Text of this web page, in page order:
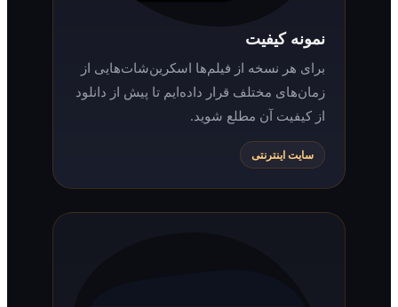
نمونه کیفیت
برای هر نسخه از فیلم‌ها اسکرین‌شات‌هایی از
زمان‌های مختلف قرار داده‌ایم تا پیش از دانلود
از کیفیت آن مطلع شوید.
سایت اینترنتی